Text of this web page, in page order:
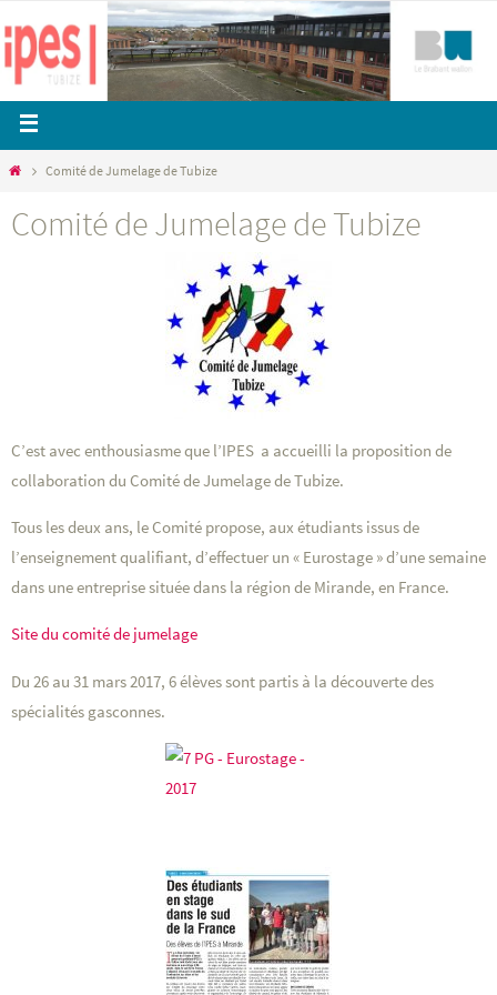
Comité de Jumelage de Tubize
Comité de Jumelage de Tubize
C’est avec enthousiasme que l’IPES a accueilli la proposition de
collaboration du Comité de Jumelage de Tubize.
Tous les deux ans, le Comité propose, aux étudiants issus de
l’enseignement qualifiant, d’effectuer un « Eurostage » d’une semaine
dans une entreprise située dans la région de Mirande, en France.
Site du comité de jumelage
Du 26 au 31 mars 2017, 6 élèves sont partis à la découverte des
spécialités gasconnes.